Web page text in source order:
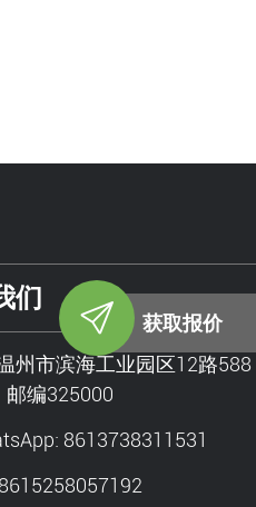
获取报价
们
州市滨海工业园区12路588
邮编325000
8613738311531